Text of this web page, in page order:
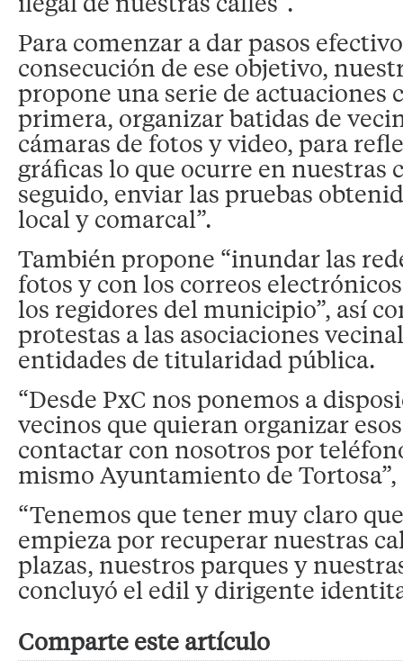
Para comenzar a dar pasos
consecución de ese objetivo,
propone una serie de actuaciones
primera, organizar batidas de
cámaras de fotos y video, para
gráficas lo que ocurre en nuestras
seguido, enviar las pruebas
local y comarcal”.
También propone “inundar las
fotos y con los correos
los regidores del municipio”, así
protestas a las asociaciones
entidades de titularidad pública.
“Desde PxC nos ponemos a
vecinos que quieran organizar
contactar con nosotros por
mismo Ayuntamiento de Tortosa”,
“Tenemos que tener muy claro
empieza por recuperar nuestras
plazas, nuestros parques y
concluyó el edil y dirigente
Comparte este artículo